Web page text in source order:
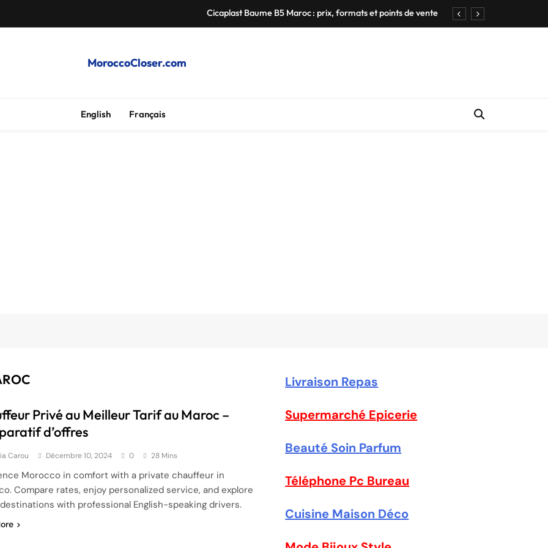
Cicaplast Baume B5 Maroc : prix, formats et points de vente
MoroccoCloser.com
English Français
Privé au Meilleur Tarif au Maroc –
d’offres
Carou Décembre 10, 2024 0 28 Mins
Morocco in comfort with a private chauffeur in
Compare rates, enjoy personalized service, and explore
with professional English-speaking drivers.
Livraison Repas
Supermarché Epicerie
Beauté Soin Parfum
Téléphone Pc Bureau
Cuisine Maison Déco